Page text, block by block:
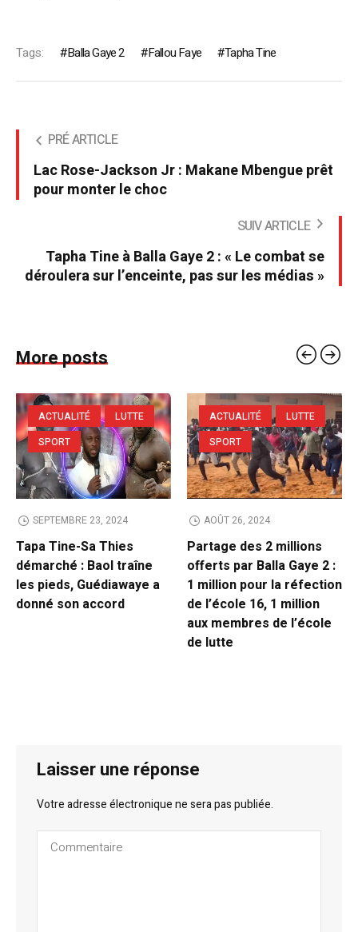
Tags: Balla Gaye 2 Fallou Faye Tapha Tine
PRÉ ARTICLE
Lac Rose-Jackson Jr : Makane Mbengue prêt
pour monter le choc
SUIV ARTICLE
Tapha Tine à Balla Gaye 2 : « Le combat se
déroulera sur l’enceinte, pas sur les médias »
More posts
ACTUALITÉ
LUTTE
SPORT
SEPTEMBRE 23, 2024
Tapa Tine-Sa Thies
démarché : Baol traîne
les pieds, Guédiawaye a
donné son accord
ACTUALITÉ
LUTTE
SPORT
AOÛT 26, 2024
Partage des 2 millions
offerts par Balla Gaye 2 :
1 million pour la réfection
de l’école 16, 1 million
aux membres de l’école
de lutte
Laisser une réponse
Votre adresse électronique ne sera pas publiée.